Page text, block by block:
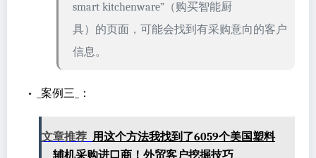
smart kitchenware”（购买智能厨
具）的页面，可能会找到有采购意向的客户
信息。
• _案例三_：
文章推荐 用这个方法我找到了6059个美国塑料
辅机采购进口商！外贸客户挖掘技巧